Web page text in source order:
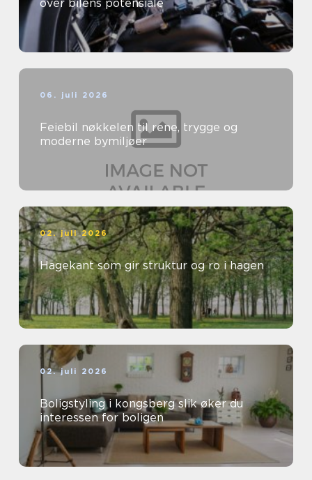
over bilens potensiale
06. juli 2026
Feiebil nøkkelen til rene, trygge og
moderne bymiljøer
02. juli 2026
Hagekant som gir struktur og ro i hagen
02. juli 2026
Boligstyling i kongsberg slik øker du
interessen for boligen